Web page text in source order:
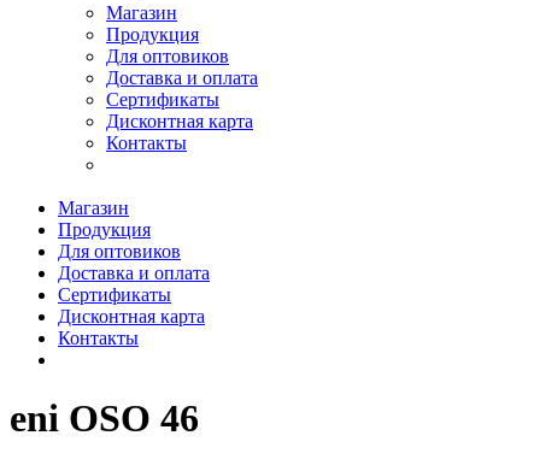
Магазин
Продукция
Для оптовиков
Доставка и оплата
Сертификаты
Дисконтная карта
Контакты
Магазин
Продукция
Для оптовиков
Доставка и оплата
Сертификаты
Дисконтная карта
Контакты
eni OSO 46